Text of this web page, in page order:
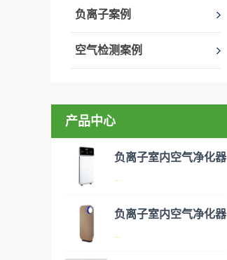
负离子案例
空气检测案例
产品中心
负离子室内空气净化器
...
负离子室内空气净化器
...